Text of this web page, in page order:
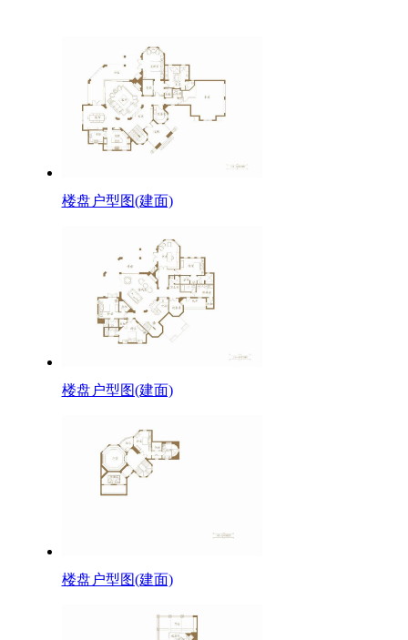
楼盘户型图(建面)
楼盘户型图(建面)
楼盘户型图(建面)